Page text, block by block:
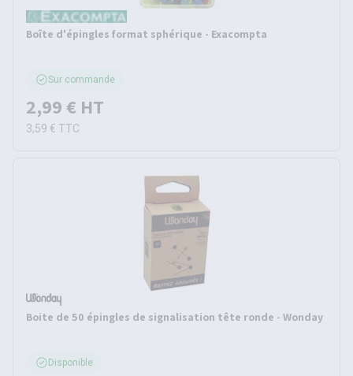
Boîte d'épingles format sphérique - Exacompta
Sur commande
2,99 € HT
3,59 € TTC
Boite de 50 épingles de signalisation tête ronde - Wonday
Disponible